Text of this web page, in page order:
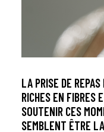
LA PRISE DE
RICHES EN FIBRES
SOUTENIR CES
SEMBLENT ÊTRE